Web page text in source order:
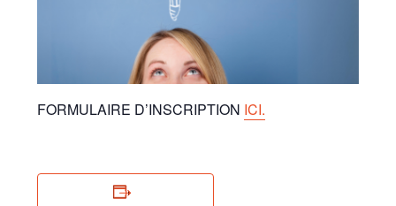
FORMULAIRE D’INSCRIPTION ICI.